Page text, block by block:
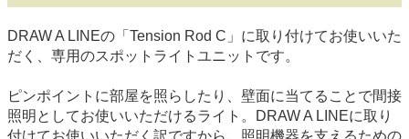
DRAW A LINEの「Tension Rod C」に取り付けてお使いいた
だく、専用のスポットライトユニットです。
ピンポイントに部屋を照らしたり、壁面に当てることで間接
照明としてお使いいただけるライト。DRAW A LINEに取り
付けてお使いいただく訳ですから、照明機器を支えるための